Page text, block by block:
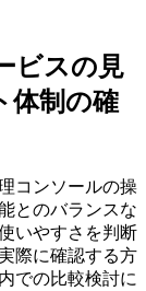
ビスの見
体制の確
コンソールの操
とのバランスな
いやすさを判断
際に確認する方
での比較検討に